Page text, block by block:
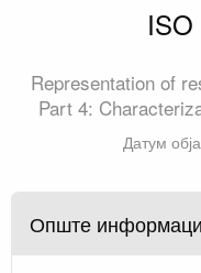
ISO
Representation of
Part 4:
Датум
Опште